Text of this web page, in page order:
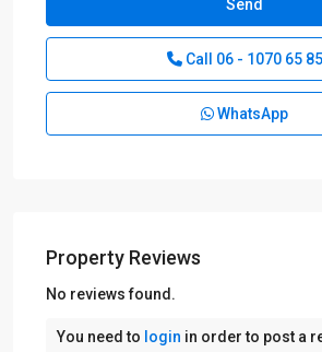
Call 06 - 1070 65 85
WhatsApp
Property Reviews
No reviews found.
You need to login in order to post a
Nijkerk